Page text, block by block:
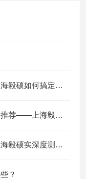
国内非标试验设备生产商推荐：上海毅硕如何搞定新能源/航空/医药复合环境定制
非标试验设备售后与品质双优厂家推荐——上海毅硕服务闭环解析
非标试验设备推荐厂家哪家强？上海毅硕实深度测评与选型指南
？